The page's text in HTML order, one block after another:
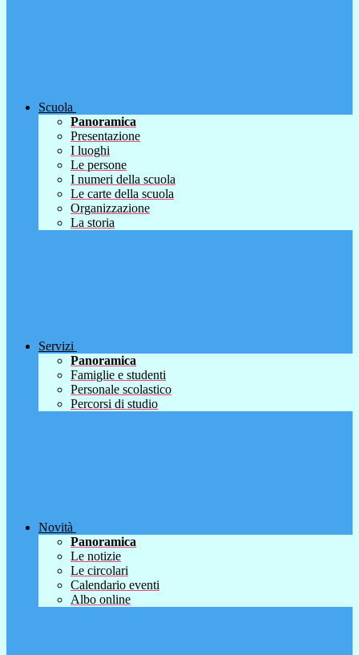
Scuola
Panoramica
Presentazione
I luoghi
Le persone
I numeri della scuola
Le carte della scuola
Organizzazione
La storia
Servizi
Panoramica
Famiglie e studenti
Personale scolastico
Percorsi di studio
Novità
Panoramica
Le notizie
Le circolari
Calendario eventi
Albo online